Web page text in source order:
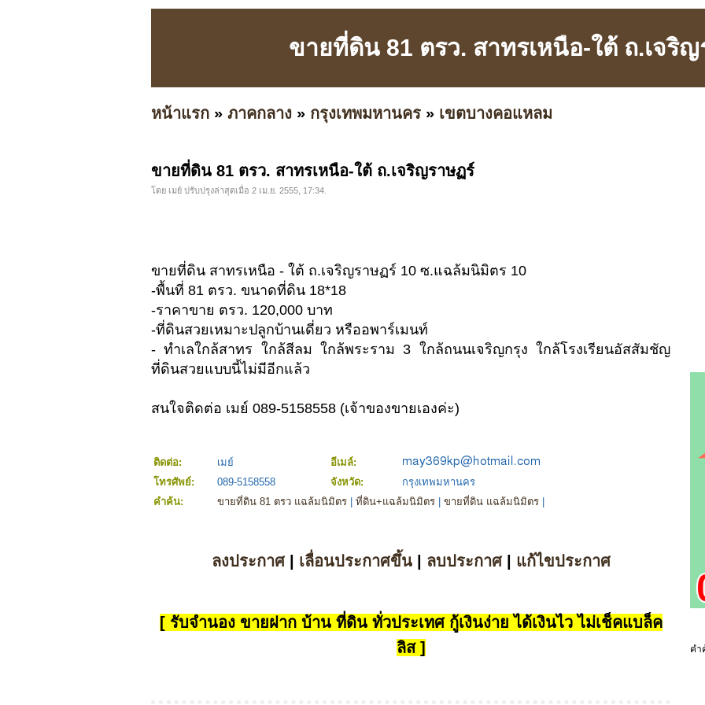
ขายที่ดิน 81 ตรว. สาทรเหนือ-ใต้ ถ.เจริ
หน้าแรก » ภาคกลาง » กรุงเทพมหานคร » เขตบางคอแหลม
ขายที่ดิน 81 ตรว. สาทรเหนือ-ใต้ ถ.เจริญราษฏร์
โดย เมย์ ปรับปรุงล่าสุดเมื่อ 2 เม.ย. 2555, 17:34.
ขายที่ดิน สาทรเหนือ - ใต้ ถ.เจริญราษฏร์ 10 ซ.แฉล้มนิมิตร 10
-พื้นที่ 81 ตรว. ขนาดที่ดิน 18*18
-ราคาขาย ตรว. 120,000 บาท
-ที่ดินสวยเหมาะปลูกบ้านเดี่ยว หรืออพาร์เมนท์
- ทำเลใกล้สาทร ใกล้สีลม ใกล้พระราม 3 ใกล้ถนนเจริญกรุง ใกล้โรงเรียนอัสสัมชัญ
ที่ดินสวยแบบนี้ไม่มีอีกแล้ว
สนใจติดต่อ เมย์ 089-5158558 (เจ้าของขายเองค่ะ)
ติดต่อ: เมย์
อีเมล์:
โทรศัพย์:
089-5158558 จังหวัด:
กรุงเทพมหานคร
คำค้น:
ขายที่ดิน 81 ตรว แฉล้มนิมิตร ที่ดิน+แฉล้มนิมิตร ขายที่ดิน แฉล้มนิมิตร
ลงประกาศ| เลื่อนประกาศขึ้น| ลบประกาศ| แก้ไขประกาศ
[ รับจำนอง ขายฝาก บ้าน ที่ดิน ทั่วประเทศ กู้เงินง่าย ได้เงินไว ไม่เช็คแบล็ค
ลิส ]
คำ